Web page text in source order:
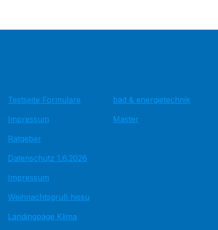
Testseite Formulare
Impressum
Ratgeber
Datenschutz 1.6.2026
Impressum
Weihnachtsgruß hissu
Landingpage Klima
bad & energietechnik
Master